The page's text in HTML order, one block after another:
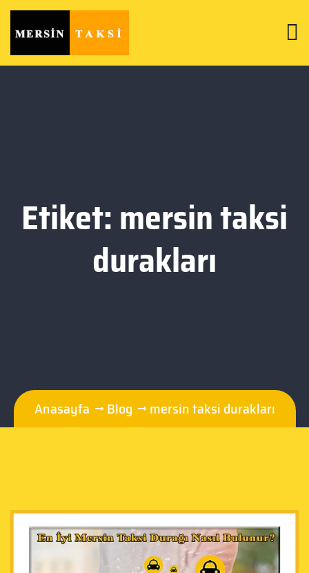
Etiket:mersin taksi
durakları
Anasayfa Blog mersin taksi durakları